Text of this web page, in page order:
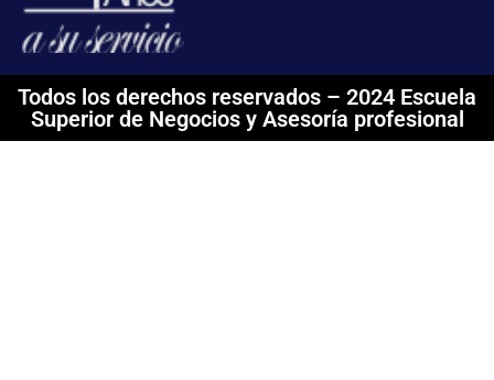
Todos los derechos reservados – 2024 Escuela
Superior de Negocios y Asesoría profesional